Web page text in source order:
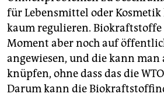
für Lebensmittel oder
kaum regulieren.
Moment aber noch auf
angewiesen, und die kann man
knüpfen, ohne dass das die
Darum kann die